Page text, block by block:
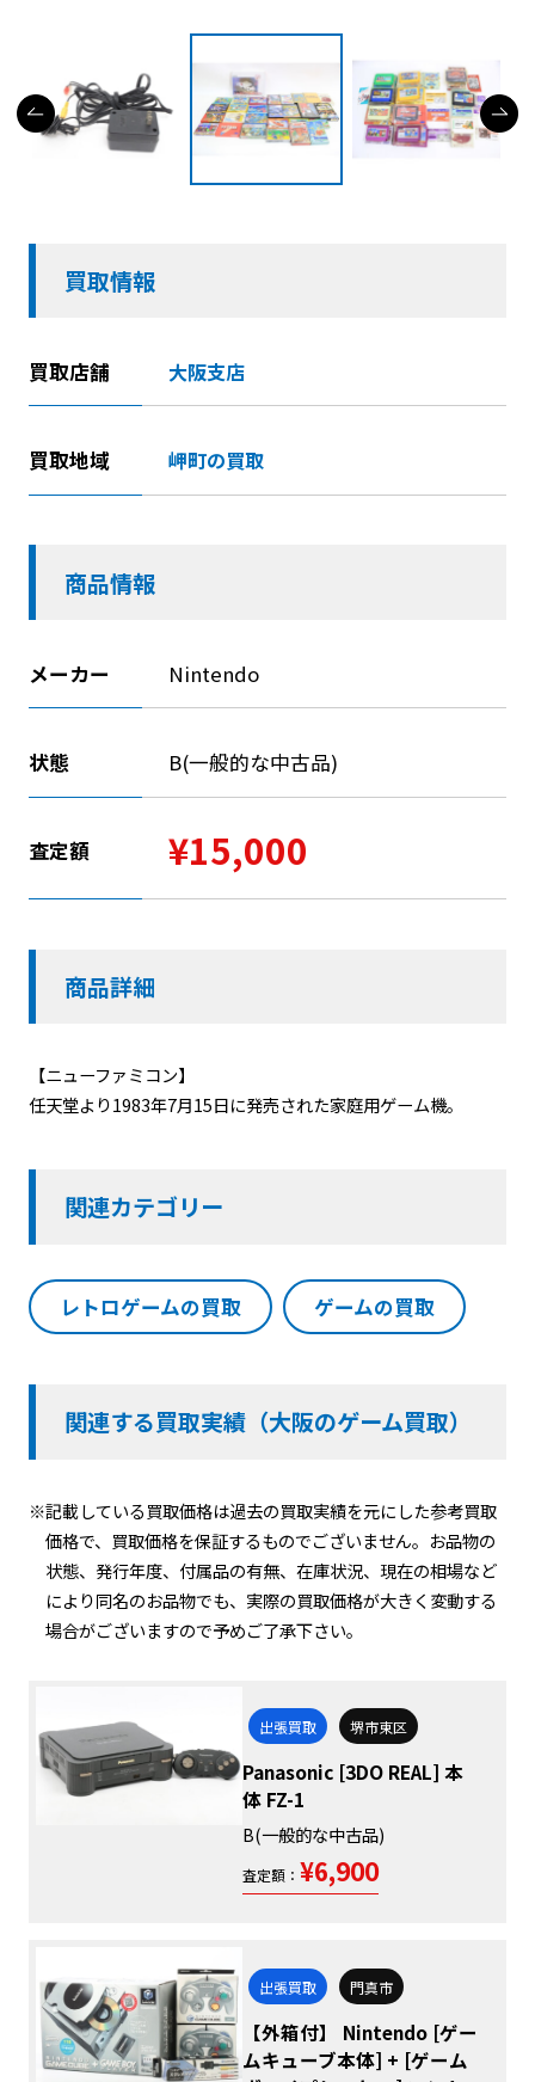
買取情報
買取店舗 大阪支店
買取地域 岬町の買取
商品情報
メーカー Nintendo
状態 B(一般的な中古品)
査定額 ¥15,000
商品詳細
【ニューファミコン】
任天堂より1983年7月15日に発売された家庭用ゲーム機。
関連カテゴリー
レトロゲームの買取 ゲームの買取
関連する買取実績（大阪のゲーム買取）
※記載している買取価格は過去の買取実績を元にした参考買取
価格で、買取価格を保証するものでございません。お品物の
状態、発行年度、付属品の有無、在庫状況、現在の相場など
により同名のお品物でも、実際の買取価格が大きく変動する
場合がございますので予めご了承下さい。
出張買取 堺市東区
Panasonic [3DO REAL] 本
体 FZ-1
B(一般的な中古品)
査定額： ¥6,900
出張買取 門真市
【外箱付】 Nintendo [ゲー
ムキューブ本体] + [ゲーム